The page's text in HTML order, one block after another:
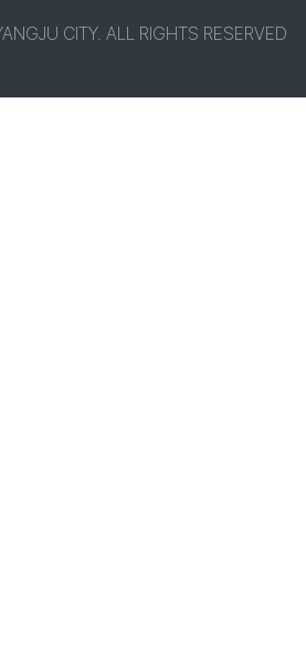
CITY. ALL RIGHTS RESERVED